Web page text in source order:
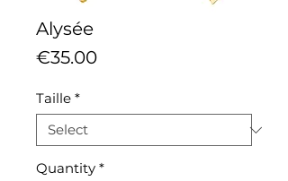
Alysée
€35.00Price
Taille *
Quantity *